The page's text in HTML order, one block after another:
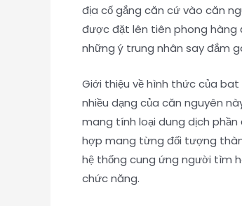
địa cố gắng căn cứ vào căn
được đặt lên tiên phong hàng
những ý trung nhân say đắm
Giới thiệu về hình thức của
nhiều dạng của căn nguyên
mang tính loại dung dịch
hợp mang từng đối tượng
hệ thống cung ứng người tìm
chức năng.